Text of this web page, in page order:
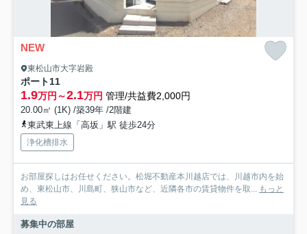
NEW
東松山市大字岩殿
ポート11
1.9万円～2.1万円 管理/共益費2,000円
20.00㎡ (1K) /築39年 /2階建
東武東上線「高坂」駅 徒歩24分
浄化槽排水
お部屋探しはお任せください。松堀不動産本川越店では、川越市内を始
め、東松山市、川島町、狭山市など、近隣各市の賃貸物件を取... もっと
見る
募集中の部屋